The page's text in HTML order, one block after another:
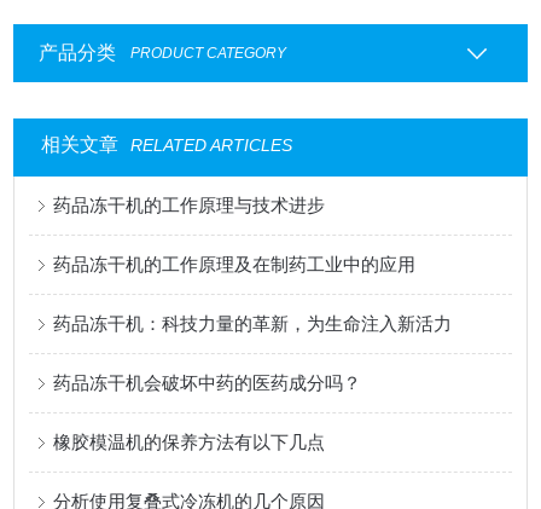
产品分类 PRODUCT CATEGORY
相关文章 RELATED ARTICLES
药品冻干机的工作原理与技术进步
药品冻干机的工作原理及在制药工业中的应用
药品冻干机：科技力量的革新，为生命注入新活力
药品冻干机会破坏中药的医药成分吗？
橡胶模温机的保养方法有以下几点
分析使用复叠式冷冻机的几个原因